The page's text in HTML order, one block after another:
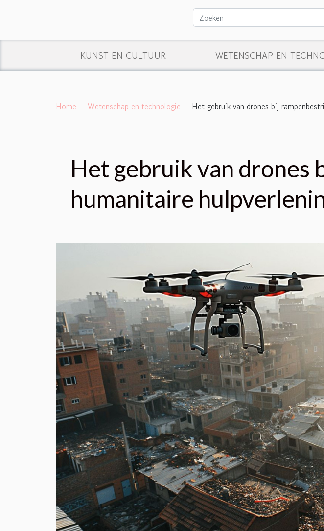
KUNST EN CULTUUR WETENSCHAP EN
Home Wetenschap en technologie Het gebruik van drones bij
Het gebruik van drones
humanitaire